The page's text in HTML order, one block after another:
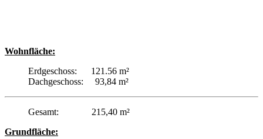
Wohnfläche:
Erdgeschoss: 121.56 m²
Dachgeschoss: 93,84 m²
Gesamt: 215,40 m²
Grundfläche: